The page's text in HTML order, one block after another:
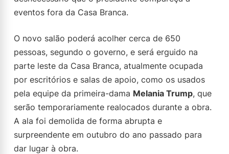
eventos fora da Casa Branca.
O novo salão poderá acolher cerca de 650
pessoas, segundo o governo, e será erguido na
parte leste da Casa Branca, atualmente ocupada
por escritórios e salas de apoio, como os usados
pela equipe da primeira-dama Melania Trump, que
serão temporariamente realocados durante a obra.
A ala foi demolida de forma abrupta e
surpreendente em outubro do ano passado para
dar lugar à obra.